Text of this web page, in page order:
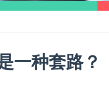
一种套路？